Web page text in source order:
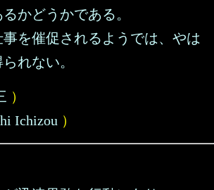
かどうかである。
を催促されるようでは、やは
れない。
）
Ichizou ）